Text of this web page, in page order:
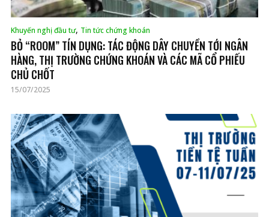
Khuyến nghị đầu tư, Tin tức chứng khoán
BỎ “ROOM” TÍN DỤNG: TÁC ĐỘNG DÂY CHUYỀN TỚI NGÂN
HÀNG, THỊ TRƯỜNG CHỨNG KHOÁN VÀ CÁC MÃ CỔ PHIẾU
CHỦ CHỐT
15/07/2025